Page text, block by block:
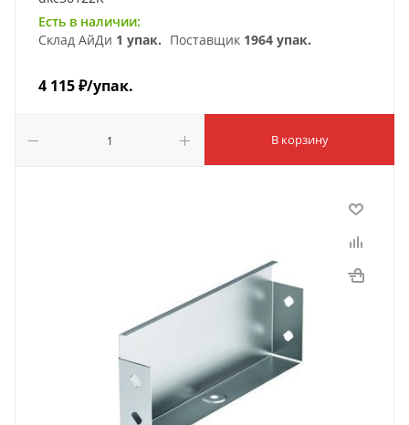
Есть в наличии:
Склад АйДи 1 упак. Поставщик 1964 упак.
4 115₽/упак.
В корзину